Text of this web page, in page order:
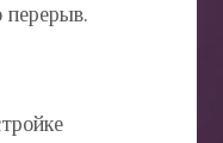
перерыв.